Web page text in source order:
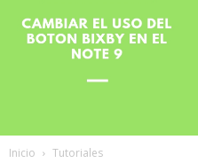
Inicio Tutoriales